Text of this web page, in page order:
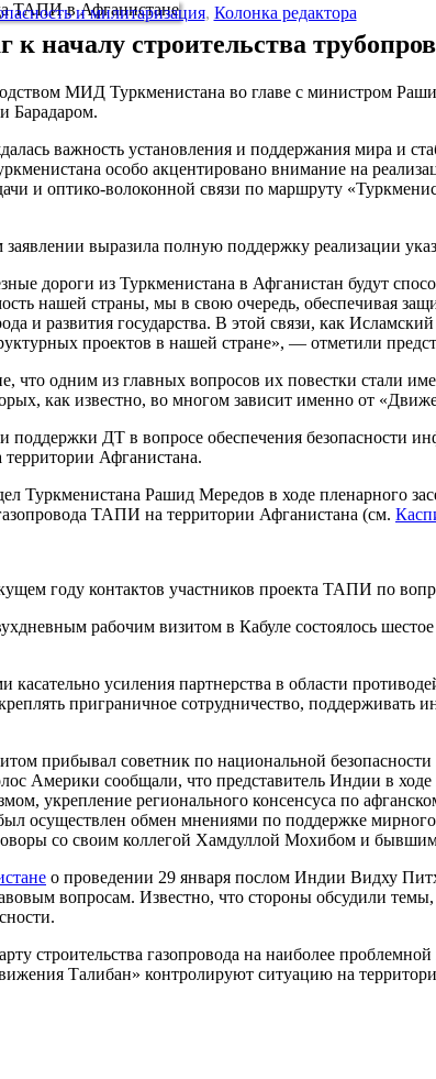
и милитаризация, Колонка редактора
к началу строительства
МИД Туркменистана во главе с министром
Барадаром.
важность установления и поддержания мира и
особо акцентировано внимание на
и оптико-волоконной связи по маршруту
выразила полную поддержку реализации
дороги из Туркменистана в Афганистан будут
нашей страны, мы в свою очередь, обеспечивая
и развития государства. В этой связи, как
проектов в нашей стране», — отметили
что одним из главных вопросов их повестки стали
как известно, во многом зависит именно от
ДТ в вопросе обеспечения безопасности
Афганистана.
Туркменистана Рашид Мередов в ходе пленарного
ТАПИ на территории Афганистана (см.
году контактов участников проекта ТАПИ по
рабочим визитом в Кабуле состоялось
усиления партнерства в области
приграничное сотрудничество,
прибывал советник по национальной
Америки сообщали, что представитель Индии в
укрепление регионального консенсуса по
осуществлен обмен мнениями по поддержке мирного
со своим коллегой Хамдуллой Мохибом и
о проведении 29 января послом Индии Видху
вопросам. Известно, что стороны обсудили
строительства газопровода на наиболее
Талибан» контролируют ситуацию на